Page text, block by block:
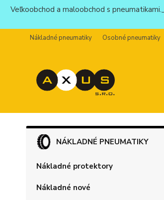
Veľkoobchod a maloobchod s
Nákladné pneumatiky Osobné pneumatiky
NÁKLADNÉ PNEUMATIKY
Nákladné protektory
Nákladné nové